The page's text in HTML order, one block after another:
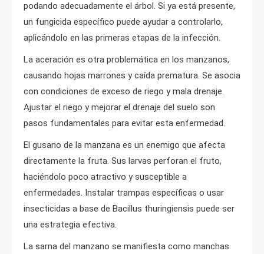
podando adecuadamente el árbol. Si ya está presente,
un fungicida específico puede ayudar a controlarlo,
aplicándolo en las primeras etapas de la infección.
La aceración es otra problemática en los manzanos,
causando hojas marrones y caída prematura. Se asocia
con condiciones de exceso de riego y mala drenaje.
Ajustar el riego y mejorar el drenaje del suelo son
pasos fundamentales para evitar esta enfermedad.
El gusano de la manzana es un enemigo que afecta
directamente la fruta. Sus larvas perforan el fruto,
haciéndolo poco atractivo y susceptible a
enfermedades. Instalar trampas específicas o usar
insecticidas a base de Bacillus thuringiensis puede ser
una estrategia efectiva.
La sarna del manzano se manifiesta como manchas